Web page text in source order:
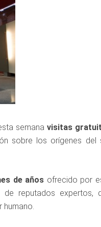
semana visitas
sobre los orígenes del
de años ofrecido por
reputados expertos,